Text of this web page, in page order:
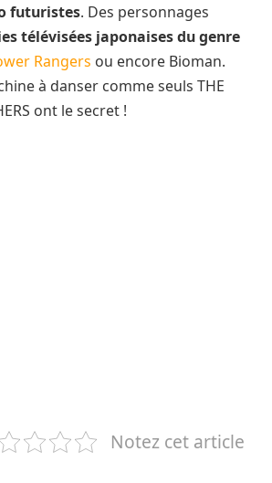
futuristes. Des personnages
télévisées japonaises du genre
Rangers ou encore Bioman.
à danser comme seuls THE
ont le secret !
Notez cet article